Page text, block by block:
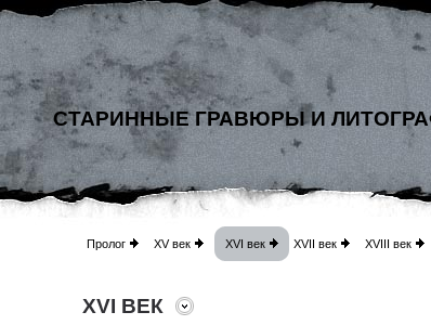
СТАРИННЫЕ ГРАВЮРЫ И
Пролог XV век XVI век XVII век XVIII век
XVI ВЕК